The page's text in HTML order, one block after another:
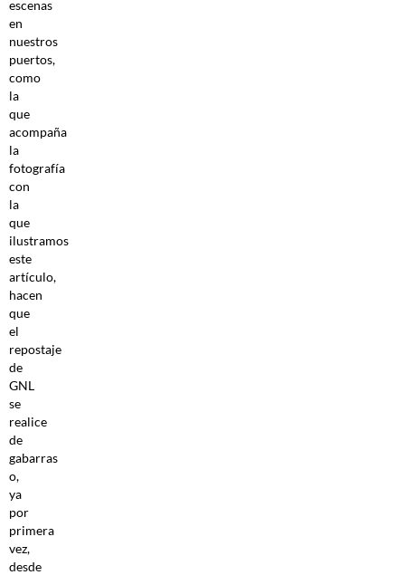
escenas
en
nuestros
puertos,
como
la
que
acompaña
la
fotografía
con
la
que
ilustramos
este
artículo,
hacen
que
el
repostaje
de
GNL
se
realice
de
gabarras
o,
ya
por
primera
vez,
desde